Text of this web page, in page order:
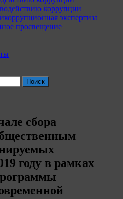
коррупции
экспертиза
просвещение
сбора
году в рамках